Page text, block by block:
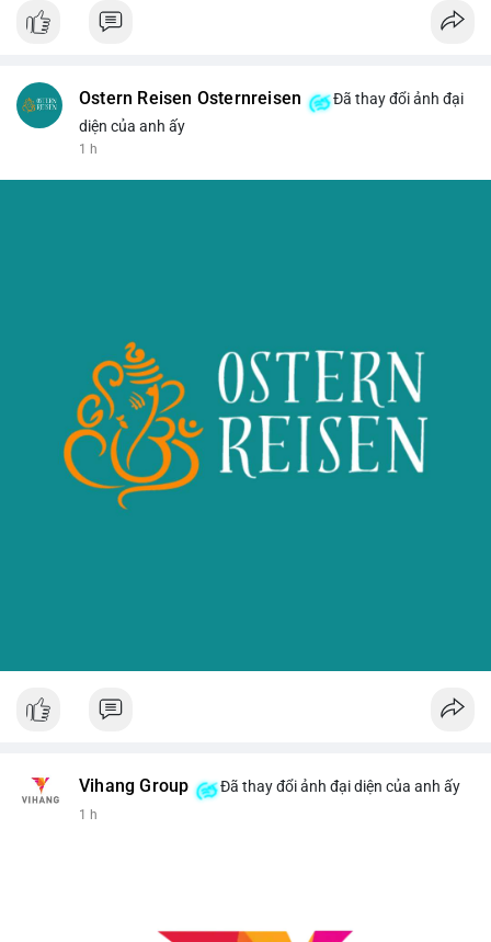
Ostern Reisen Osternreisen
Đã thay đổi ảnh đại
diện của anh ấy
1 h
Vihang Group Đã thay đổi ảnh đại diện của anh ấy
1 h